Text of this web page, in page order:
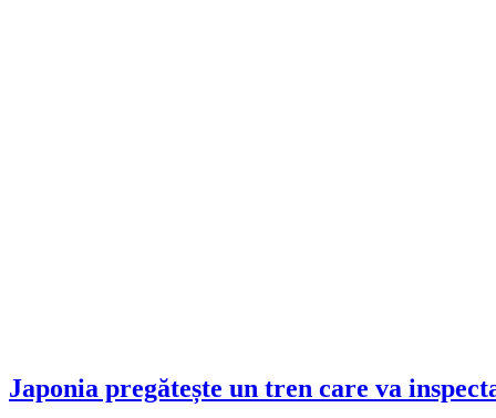
Japonia pregătește un tren care va